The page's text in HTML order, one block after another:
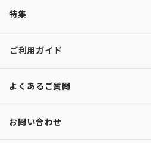
特集
ご利用ガイド
よくあるご質問
お問い合わせ